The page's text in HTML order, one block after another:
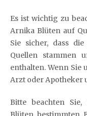
Es ist wichtig zu
Arnika Blüten auf
Sie sicher, dass
Quellen stammen
enthalten. Wenn Sie
Arzt oder Apotheker
Bitte beachten